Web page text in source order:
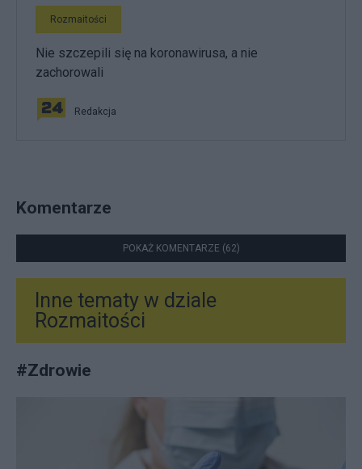
Rozmaitości
Nie szczepili się na koronawirusa, a nie
zachorowali
Redakcja
Komentarze
POKAŻ KOMENTARZE (62)
Inne tematy w dziale
Rozmaitości
#Zdrowie